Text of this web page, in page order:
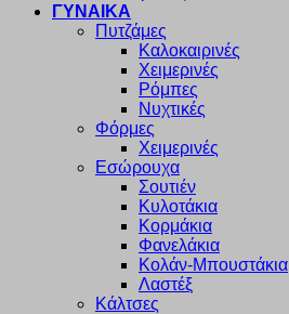
ΓΥΝΑΙΚΑ
Πυτζάμες
Καλοκαιρινές
Χειμερινές
Ρόμπες
Νυχτικές
Φόρμες
Χειμερινές
Εσώρουχα
Σουτιέν
Κυλοτάκια
Κορμάκια
Φανελάκια
Κολάν-Μπουστάκια
Λαστέξ
Κάλτσες